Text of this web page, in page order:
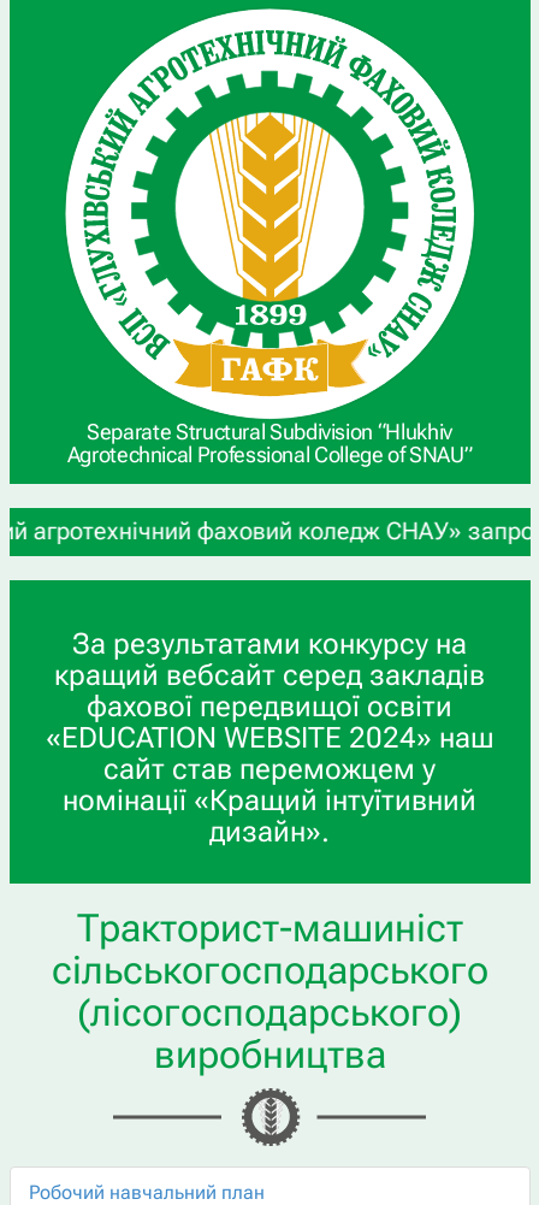
Separate Structural Subdivision “Hlukhiv
Agrotechnical Professional College of SNAU”
фаховий коледж СНАУ»
За результатами конкурсу на
кращий вебсайт серед закладів
фахової передвищої освіти
«EDUCATION WEBSITE 2024» наш
сайт став переможцем у
номінації «Кращий інтуїтивний
дизайн».
Тракторист-машиніст
сiльськогосподарського
(лiсогосподарського)
виробництва
Робочий навчальний план